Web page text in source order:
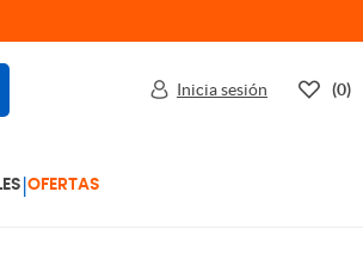
|OFERTAS
Inicia sesión (0)